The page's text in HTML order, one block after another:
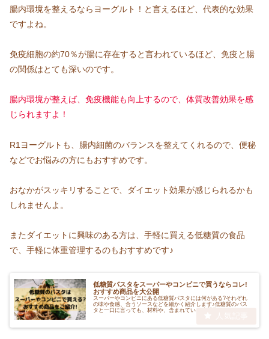
腸内環境を整えるならヨーグルト！と言えるほど、代表的な効果
ですよね。
免疫細胞の約70％が腸に存在すると言われているほど、免疫と腸
の関係はとても深いのです。
腸内環境が整えば、免疫機能も向上するので、体質改善効果を感
じられますよ！
R1ヨーグルトも、腸内細菌のバランスを整えてくれるので、便秘
などでお悩みの方にもおすすめです。
おなかがスッキリすることで、ダイエット効果が感じられるかも
しれませんよ。
またダイエットに興味のある方は、手軽に買える低糖質の食品
で、手軽に体重管理するのもおすすめです♪
低糖質パスタをスーパーやコンビニで買うならコレ!
おすすめ商品を大公開
スーパーやコンビニにある低糖質パスタには何がある?それぞれ
の味や食感、合うソースなどを細かく紹介します♪低糖質のパス
タと一口に言っても、材料や、含まれている糖質量もさまざま。